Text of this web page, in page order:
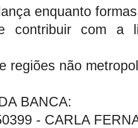
enquanto
contribuir com a
regiões não
BANCA:
- CARLA